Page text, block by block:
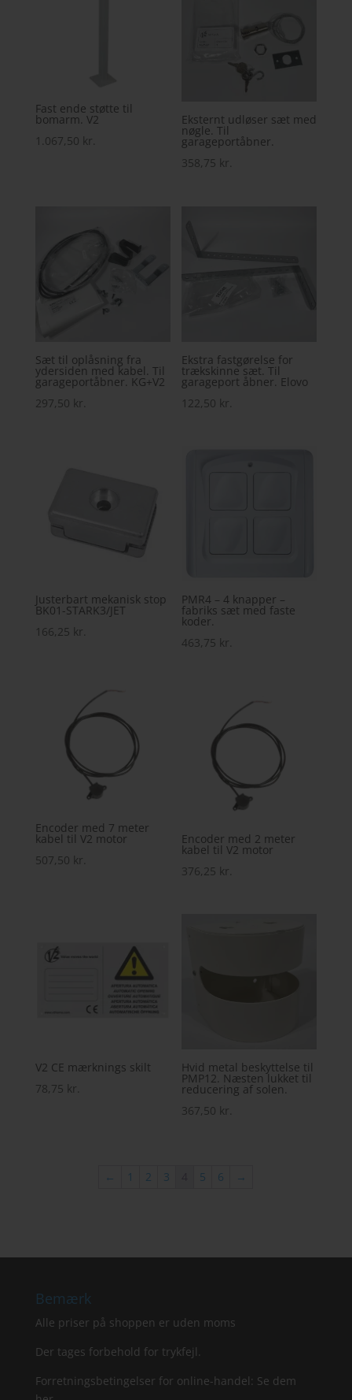
Fast ende støtte til
bomarm. V2
1.067,50 kr.
Eksternt udløser sæt med
nøgle. Til
garageportåbner.
358,75 kr.
Sæt til oplåsning fra
ydersiden med kabel. Til
garageportåbner. KG+V2
297,50 kr.
Ekstra fastgørelse for
trækskinne sæt. Til
garageport åbner. Elovo
122,50 kr.
Justerbart mekanisk stop
BK01-STARK3/JET
166,25 kr.
PMR4 – 4 knapper –
fabriks sæt med faste
koder.
463,75 kr.
Encoder med 7 meter
kabel til V2 motor
507,50 kr.
Encoder med 2 meter
kabel til V2 motor
376,25 kr.
V2 CE mærknings skilt
78,75 kr.
Hvid metal beskyttelse til
PMP12. Næsten lukket til
reducering af solen.
367,50 kr.
← 1 2 3 5 6 →
Bemærk
Alle priser på shoppen er uden moms
Der tages forbehold for trykfejl.
Forretningsbetingelser for online-handel: Se dem